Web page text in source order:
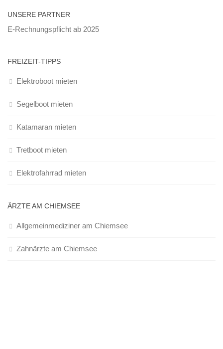
UNSERE PARTNER
E-Rechnungspflicht ab 2025
FREIZEIT-TIPPS
Elektroboot mieten
Segelboot mieten
Katamaran mieten
Tretboot mieten
Elektrofahrrad mieten
ÄRZTE AM CHIEMSEE
Allgemeinmediziner am Chiemsee
Zahnärzte am Chiemsee